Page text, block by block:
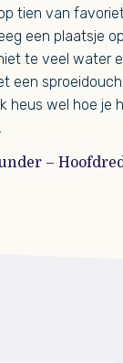
tien van
een plaatsje
te veel water
een
heus wel hoe je
–